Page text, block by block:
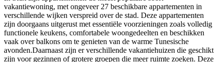
vakantiewoning, met ongeveer 27 beschikbare appartementen in
verschillende wijken verspreid over de stad. Deze appartementen
zijn doorgaans uitgerust met essentiële voorzieningen zoals volledig
functionele keukens, comfortabele woongedeelten en beschikken
vaak over balkons om te genieten van de warme Tunesische
avonden.Daarnaast zijn er verschillende vakantiehuizen die geschikt
zijn voor gezinnen of grotere groepen die meer ruimte zoeken. Deze